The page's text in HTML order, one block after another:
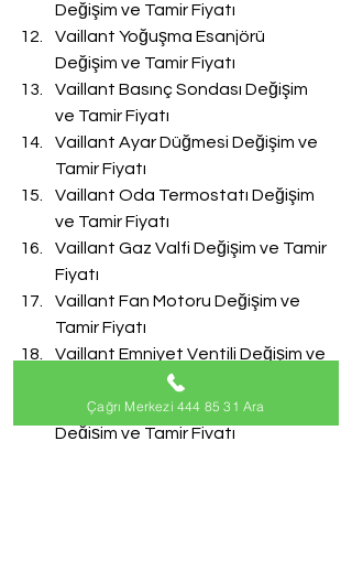
Değişim ve Tamir Fiyatı
Vaillant Yoğuşma Esanjörü
Değişim ve Tamir Fiyatı
Vaillant Basınç Sondası Değişim
ve Tamir Fiyatı
Vaillant Ayar Düğmesi Değişim ve
Tamir Fiyatı
Vaillant Oda Termostatı Değişim
ve Tamir Fiyatı
Vaillant Gaz Valfi Değişim ve Tamir
Fiyatı
Vaillant Fan Motoru Değişim ve
Tamir Fiyatı
Vaillant Emniyet Ventili Değişim ve
Vaillant Doldurma Musluğu
Değişim ve Tamir Fiyatı
Çağrı Merkezi 444 85 31 Ara